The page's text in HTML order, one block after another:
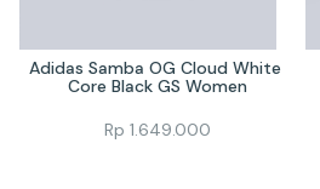
Adidas Samba OG Cloud White
Core Black GS Women
Rp 1.649.000